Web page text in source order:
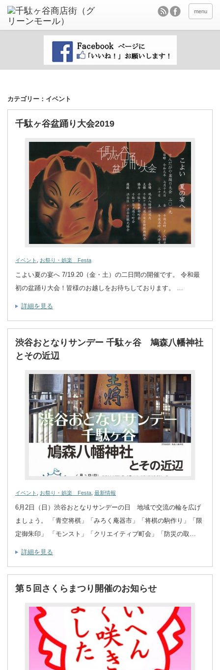
menu
カテゴリー：イベント
千駄ヶ谷盆踊り大会2019
イベント , お祭り・娯楽 Festa
こよい夏の宴へ 7/19.20（金・土）の二日間の開催です。 令和最
初の盆踊り大会！皆様のお越しをお待ちしております。 …
詳細を見る
渋谷おとなりサンデー 千駄ヶ谷 鳩森八幡神社
とその近辺
イベント お祭り・娯楽 Festa 最新情報
6月2日（日）渋谷おとなりサンデーの日 地域で交流の輪を広げ
ましょう。 「青空将棋」「みろく庵器市」「将棋の駒作り」「限
定御朱印」 「モンスト」「クリエイティブ町会」「防災の取…
詳細を見る
第５回さくらまつり開催のお知らせ